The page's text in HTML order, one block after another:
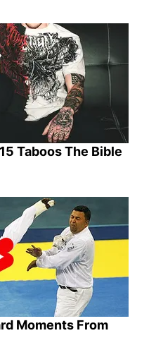
Taboos The Bible
Moments From